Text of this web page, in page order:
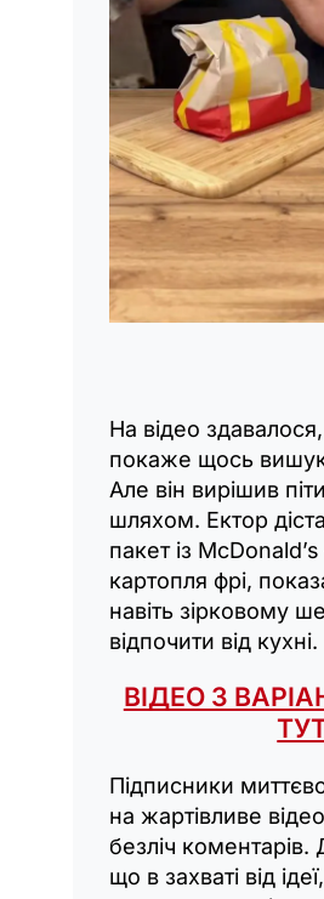
На відео
покаже щось
Але він вирішив
шляхом. Ектор
пакет із
картопля фрі,
навіть зірковому
відпочити від кухні.
ВІДЕО З
Підписники
на жартівливе
безліч коментарів.
що в захваті від